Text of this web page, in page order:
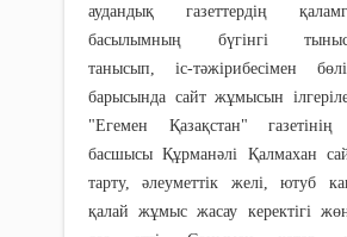
аудандық газеттердің
басылымның бүгінгі тыныс-
танысып, іс-тәжірибесімен
барысында сайт жұмысын
"Егемен Қазақстан" газетінің
басшысы Құрманəлі Қалмахан
тарту, əлеуметтік желі, ютуб
қалай жұмыс жасау керектігі